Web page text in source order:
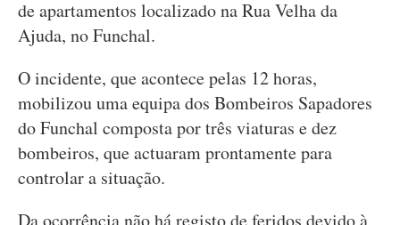
de apartamentos localizado na Rua Velha da
Ajuda, no Funchal.
O incidente, que acontece pelas 12 horas,
mobilizou uma equipa dos Bombeiros Sapadores
do Funchal composta por três viaturas e dez
bombeiros, que actuaram prontamente para
controlar a situação.
Da ocorrência não há registo de feridos devido à